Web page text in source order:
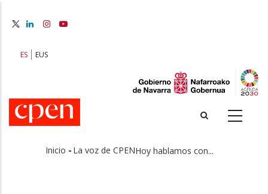
principal
ES EUS
Inicio - La voz de CPENHoy hablamos con...